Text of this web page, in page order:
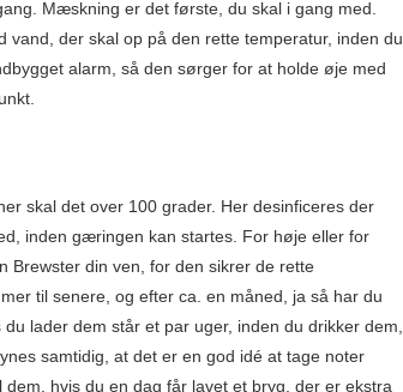
Mæskning er det første, du skal i gang med.
vand, der skal op på den rette temperatur, inden du
alarm, så den sørger for at holde øje med
skal det over 100 grader. Her desinficeres der
inden gæringen kan startes. For høje eller for
din ven, for den sikrer de rette
til senere, og efter ca. en måned, ja så har du
lader dem står et par uger, inden du drikker dem,
samtidig, at det er en god idé at tage noter
hvis du en dag får lavet et bryg, der er ekstra